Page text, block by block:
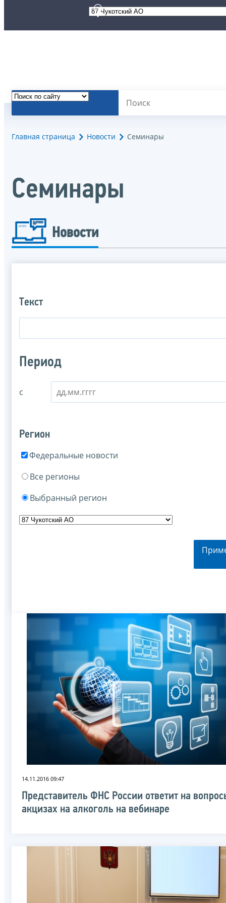
Главная страница Новости Семинары
Семинары
Новости
Текст
Период
с
Регион
Федеральные новости
Все регионы
Выбранный регион
14.11.2016 09:47
Представитель ФНС России ответит на
акцизах на алкоголь на вебинаре